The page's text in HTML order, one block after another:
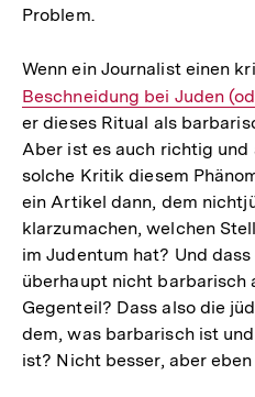
Problem.
Wenn ein Journalist einen
Beschneidung bei Juden
er dieses Ritual als
Aber ist es auch richtig und
solche Kritik diesem
ein Artikel dann, dem
klarzumachen, welchen
im Judentum hat? Und
überhaupt nicht barbarisch
Gegenteil? Dass also die
dem, was barbarisch ist
ist? Nicht besser, aber